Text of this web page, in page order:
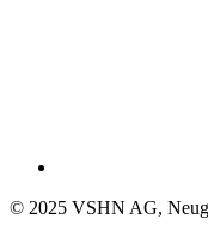
© 2025 VSHN AG,